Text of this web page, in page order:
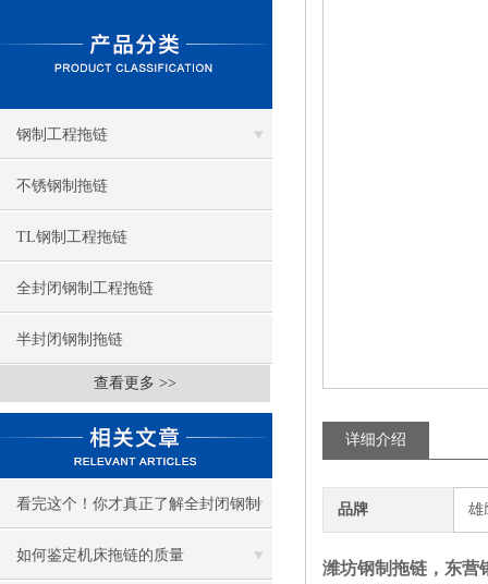
钢制工程拖链
不锈钢制拖链
TL钢制工程拖链
全封闭钢制工程拖链
半封闭钢制拖链
查看更多 >>
看完这个！你才真正了解全封闭钢制
拖链
如何鉴定机床拖链的质量
详细介绍
品牌 雄
潍坊钢制拖链，东营